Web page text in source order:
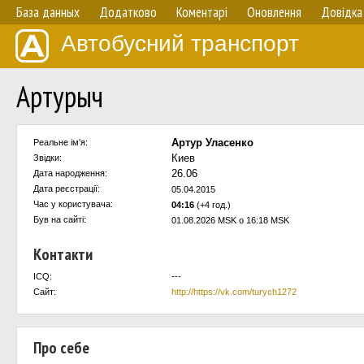
База данных Додатково Коментарі Оновлення Довідка
Автобусний транспорт
Артурыч
Реальне ім'я: Артур Уласенко
Звідки: Киев
Дата народження: 26.06
Дата реєстрації:
05.04.2015
Час у користувача:
04:16 (+4 год.)
Був на сайті:
01.08.2026 MSK о 16:18 MSK
Контакти
ICQ:
---
Сайт:
http://https://vk.com/turych1272
Про себе